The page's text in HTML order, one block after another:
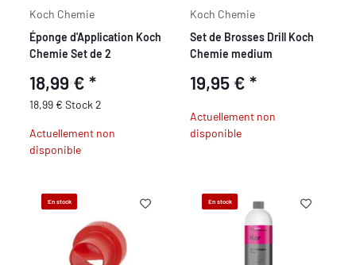
Koch Chemie
Éponge d'Application Koch
Chemie Set de 2
18,99 €*
18,99 € Stock 2
Actuellement non
disponible
Koch Chemie
Set de Brosses Drill Koch
Chemie medium
19,95 € *
Actuellement non
disponible
En stock En stock